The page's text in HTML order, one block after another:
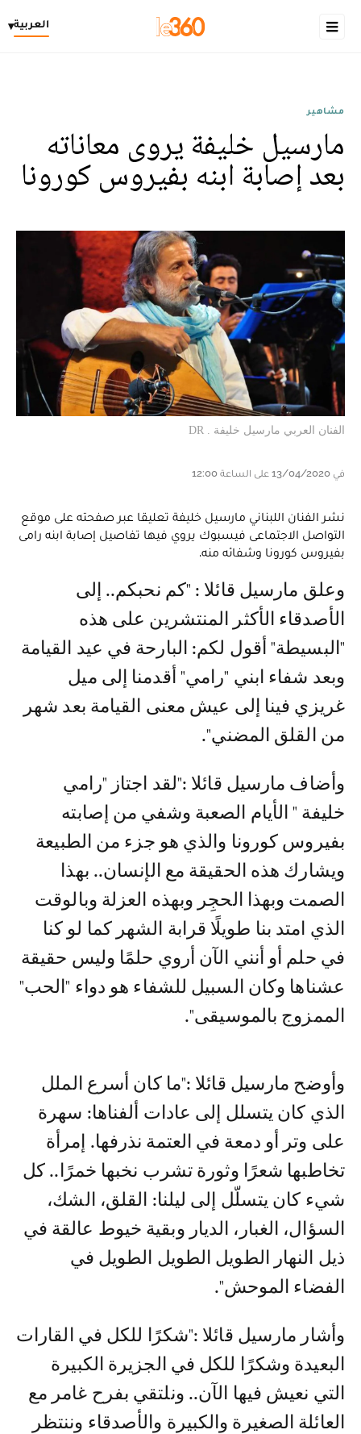
العربية▾
مشاهير
مارسيل خليفة يروى معاناته
بعد إصابة ابنه بفيروس كورونا
الفنان العربي مارسيل خليفة . DR
في 13/04/2020 على الساعة 12:00
نشر الفنان اللبناني ​مارسيل خليفة​ تعليقا عبر صفحته على موقع
التواصل الاجتماعى فيسبوك يروي فيها تفاصيل إصابة ابنه رامى
بفيروس كورونا وشفائه منه.
وعلق مارسيل قائلا : "كم نحبكم.. إلى
الأصدقاء الأكثر المنتشرين على هذه
"البسيطة" أقول لكم: البارحة في عيد القيامة
وبعد شفاء ابني "رامي" أقدمنا إلى ميل
غريزي فينا إلى عيش معنى القيامة بعد شهر
من القلق المضني".
وأضاف مارسيل قائلا :"لقد اجتاز "رامي
خليفة " الأيام الصعبة وشفي من إصابته
بفيروس كورونا والذي هو جزء من الطبيعة
ويشارك هذه الحقيقة مع الإنسان.. بهذا
الصمت وبهذا الحجِر وبهذه العزلة وبالوقت
الذي امتد بنا طويلًا قرابة الشهر كما لو كنا
في حلم أو أنني الآن أروي حلمًا وليس حقيقة
عشناها وكان السبيل للشفاء هو دواء "الحب"
الممزوج بالموسيقى".
وأوضح مارسيل قائلا :"ما كان أسرع الملل
الذي كان يتسلل إلى عادات ألفناها: سهرة
على وتر أو دمعة في العتمة نذرفها. إمرأة
تخاطبها شعرًا وثورة تشرب نخبها خمرًا.. كل
شيء كان يتسلّل إلى ليلنا: القلق، الشك،
السؤال، الغبار، الديار وبقية خيوط عالقة في
ذيل النهار الطويل الطويل الطويل في
الفضاء الموحش".
وأشار مارسيل قائلا :"شكرًا للكل في القارات
البعيدة وشكرًا للكل في الجزيرة الكبيرة
التي نعيش فيها الآن.. ونلتقي بفرح غامر مع
العائلة الصغيرة والكبيرة والأصدقاء وننتظر